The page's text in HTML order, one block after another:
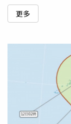
更多